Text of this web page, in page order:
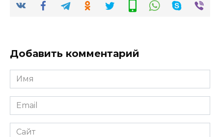
Добавить комментарий
Имя
*
Email
*
Сайт